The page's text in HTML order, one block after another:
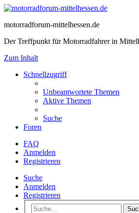
motorradforum-mittelhessen.de
Der Treffpunkt für Motorradfahrer in
Zum Inhalt
Schnellzugriff
Unbeantwortete Themen
Aktive Themen
Suche
Foren
FAQ
Anmelden
Registrieren
Suche
Anmelden
Registrieren